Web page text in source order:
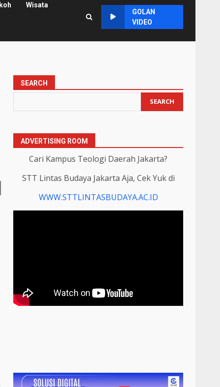
Wisata
GOLAN
VIDEO
SEARCH
SEARCH
ADVERTISING ROOM
Cari Kampus Teologi Daerah Jakarta?
STT Lintas Budaya Jakarta Aja, Cek Yuk di
WWW.STTLINTASBUDAYA.AC.ID